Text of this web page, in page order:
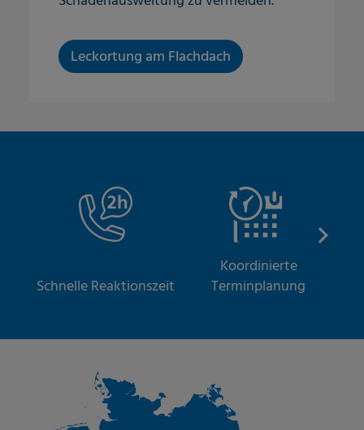
Leckortung am Flachdach
Schnelle Reaktionszeit
Koordinierte
Terminplanung